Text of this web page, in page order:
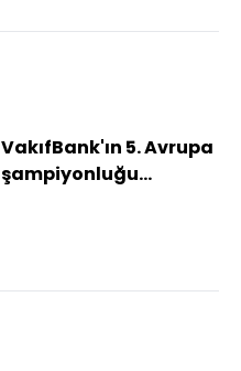
VakıfBank'ın 5. Avrupa
şampiyonluğu